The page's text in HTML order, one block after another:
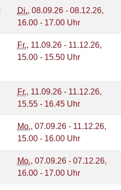
Di., 08.09.26 - 08.12.26,
16.00 - 17.00 Uhr
Fr., 11.09.26 - 11.12.26,
15.00 - 15.50 Uhr
Fr., 11.09.26 - 11.12.26,
15.55 - 16.45 Uhr
Mo., 07.09.26 - 11.12.26,
15.00 - 16.00 Uhr
Mo., 07.09.26 - 07.12.26,
16.00 - 17.00 Uhr